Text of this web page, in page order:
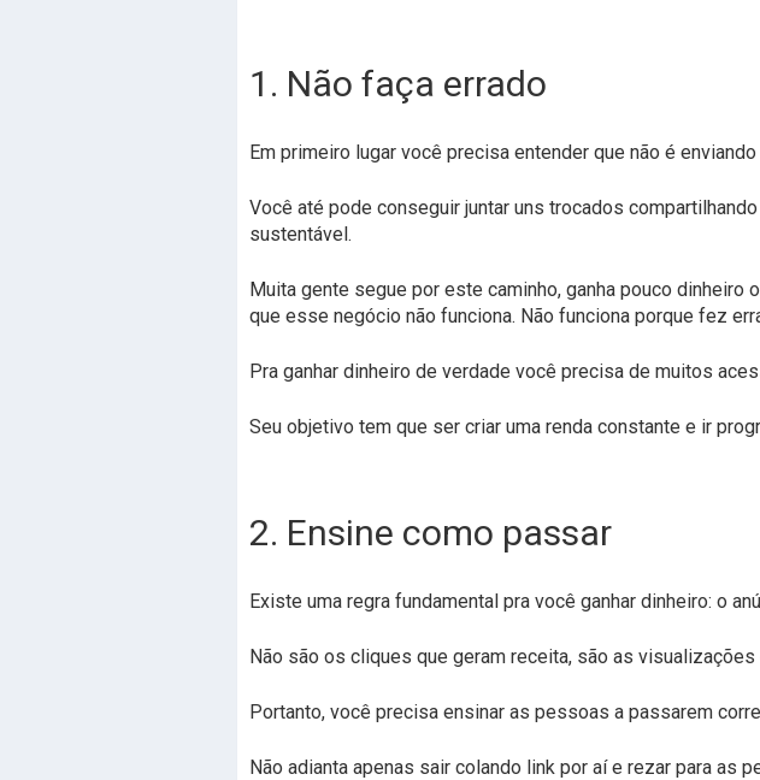
1. Não faça errado
Em primeiro lugar você precisa entender que não é
Você até pode conseguir juntar uns trocados
sustentável.
Muita gente segue por este caminho, ganha pouco
que esse negócio não funciona. Não funciona porque fez
Pra ganhar dinheiro de verdade você precisa de muitos
Seu objetivo tem que ser criar uma renda constante e ir
2. Ensine como passar
Existe uma regra fundamental pra você ganhar dinheiro: o
Não são os cliques que geram receita, são as visualizações
Portanto, você precisa ensinar as pessoas a passarem
Não adianta apenas sair colando link por aí e rezar para as